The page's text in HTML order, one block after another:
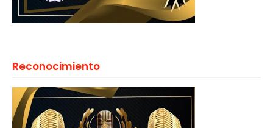
Reconocimiento